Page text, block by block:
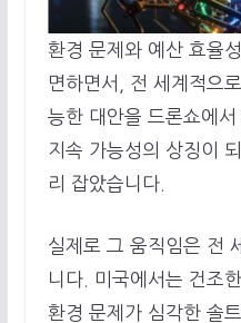
환경 문제와 예산 효율
면하면서, 전 세계적으
능한 대안을 드론쇼에
지속 가능성의 상징이
리 잡았습니다.
실제로 그 움직임은 전
니다. 미국에서는 건조
환경 문제가 심각한 솔